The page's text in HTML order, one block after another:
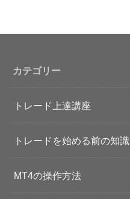
カテゴリー
トレード上達講座
トレードを始める前の知識
MT4の操作方法